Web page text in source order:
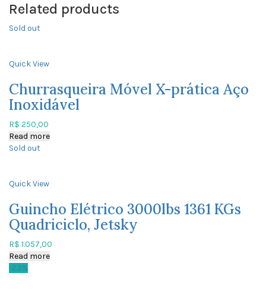
Related products
Sold out
Quick View
Churrasqueira Móvel X-prática Aço
Inoxidável
R$ 250,00
Read more
Sold out
Quick View
Guincho Elétrico 3000lbs 1361 KGs
Quadriciclo, Jetsky
R$ 1.057,00
Read more
-23%